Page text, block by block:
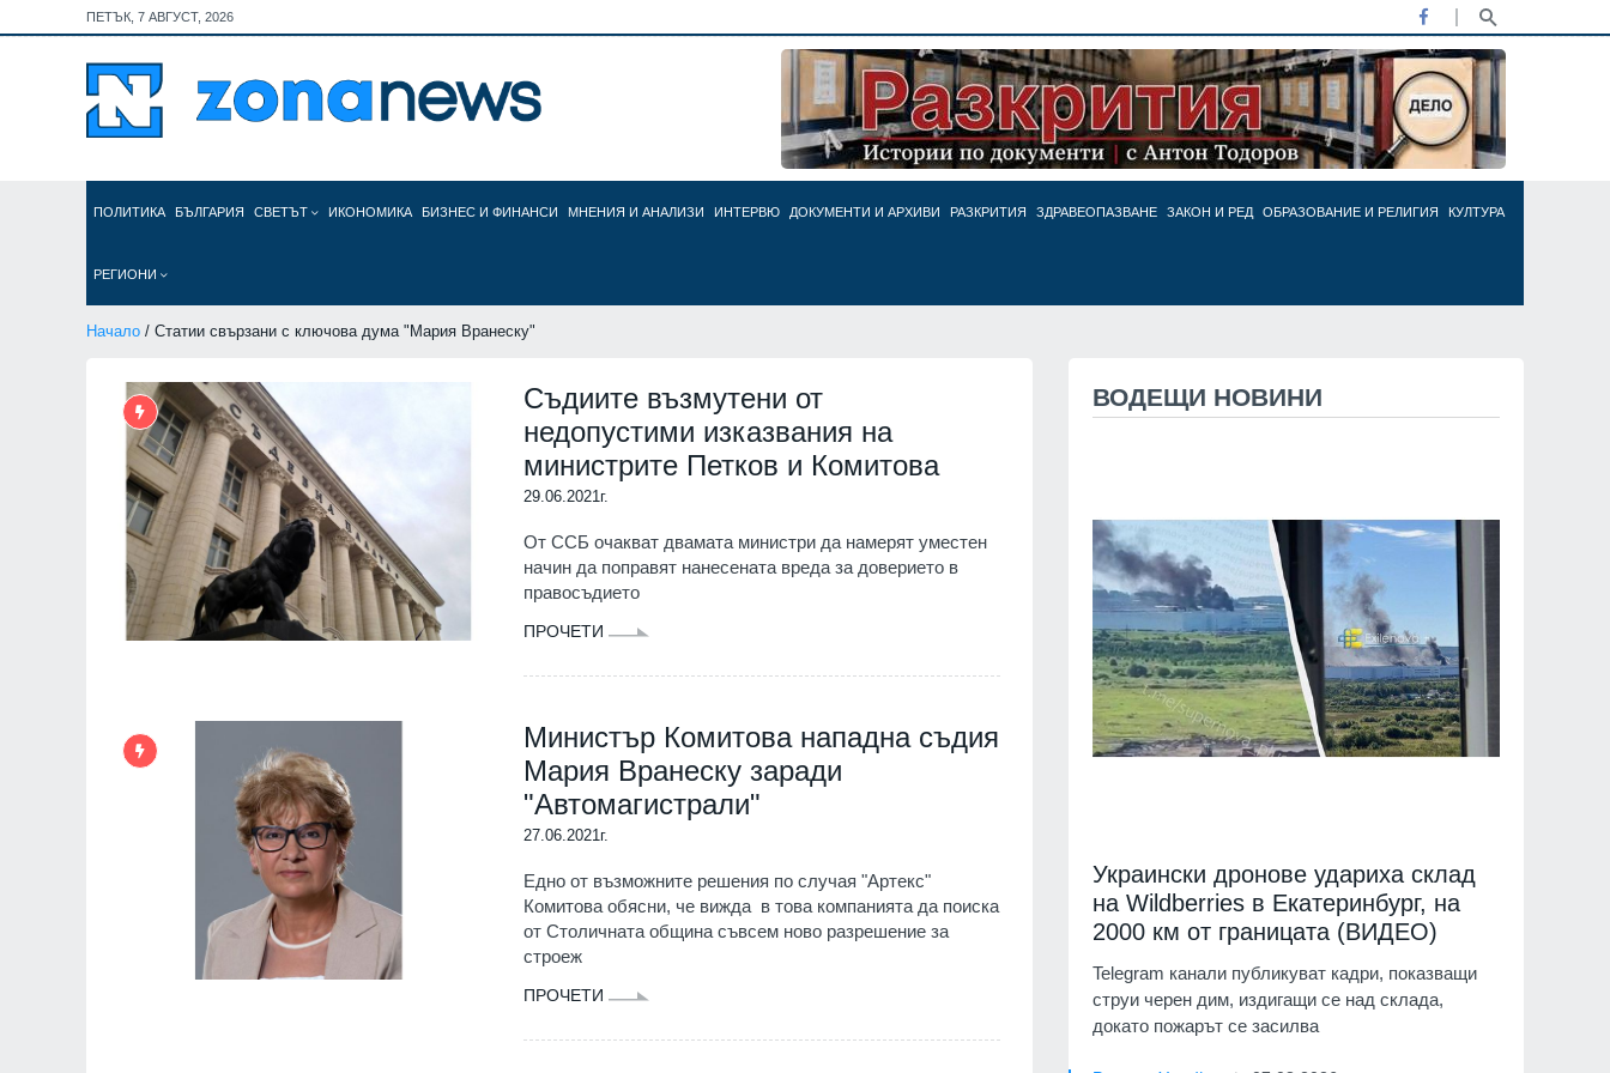
ПЕТЪК, 7 АВГУСТ, 2026
ПОЛИТИКА БЪЛГАРИЯ СВЕТЪТ ИКОНОМИКА БИЗНЕС И ФИНАНСИ МНЕНИЯ И АНАЛИЗИ ИНТЕРВЮ ДОКУМЕНТИ И АРХИВИ РАЗКРИТИЯ ЗДРАВЕОПАЗВАНЕ ЗАКОН И РЕД ОБРАЗОВАНИЕ И РЕЛИГИЯ КУЛТУРА
РЕГИОНИ
Начало / Статии свързани с ключова дума "Мария Вранеску"
Съдиите възмутени от
недопустими изказвания на
министрите Петков и Комитова
29.06.2021г.
От ССБ очакват двамата министри да намерят уместен
начин да поправят нанесената вреда за доверието в
правосъдието
ПРОЧЕТИ
Министър Комитова нападна съдия
Мария Вранеску заради
"Автомагистрали"
27.06.2021г.
Едно от възможните решения по случая "Артекс"
Комитова обясни, че вижда в това компанията да поиска
от Столичната община съвсем ново разрешение за
строеж
ПРОЧЕТИ
ВОДЕЩИ НОВИНИ
Украински дронове удариха склад
на Wildberries в Екатеринбург, на
2000 км от границата (ВИДЕО)
Telegram канали публикуват кадри, показващи
струи черен дим, издигащи се над склада,
докато пожарът се засилва